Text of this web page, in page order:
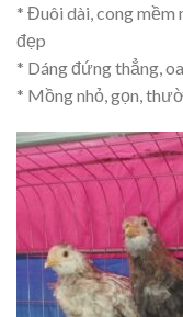
* Đuôi dài, cong mềm
đẹp
* Dáng đứng thẳng,
* Mồng nhỏ, gọn,